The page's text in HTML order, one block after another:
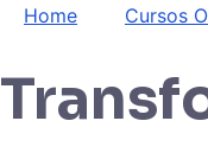
Home Cursos